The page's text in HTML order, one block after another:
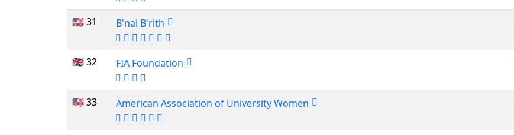
🇺🇸 31 B'nai B'rith
🇬🇧 32 FIA Foundation
🇺🇸 33 American Association of University Women